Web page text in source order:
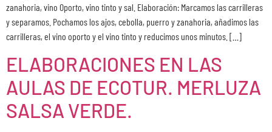
zanahoria, vino Oporto, vino tinto y sal. Elaboración: Marcamos las carrilleras
y separamos. Pochamos los ajos, cebolla, puerro y zanahoria, añadimos las
carrilleras, el vino oporto y el vino tinto y reducimos unos minutos. […]
ELABORACIONES EN LAS
AULAS DE ECOTUR. MERLUZA
SALSA VERDE.